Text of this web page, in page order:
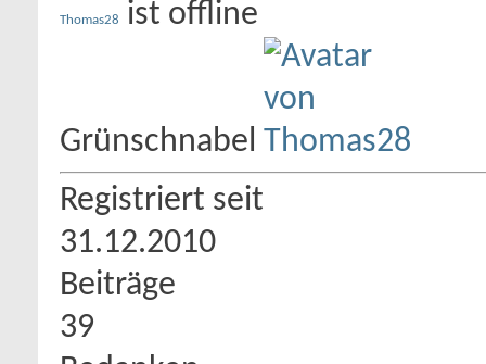
Thomas28
Grünschnabel
Registriert seit
31.12.2010
Beiträge
39